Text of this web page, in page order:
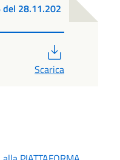
28.11.202
Scarica